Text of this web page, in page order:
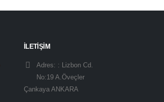
İLETİŞİM
Adres: :
Lizbon Cd.
No:19 A.Öveçler
Çankaya ANKARA